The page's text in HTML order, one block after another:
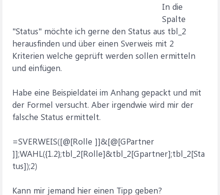
In die
Spalte
"Status" möchte ich gerne den Status aus tbl_2
herausfinden und über einen Sverweis mit 2
Kriterien welche geprüft werden sollen ermitteln
und einfügen.
Habe eine Beispieldatei im Anhang gepackt und mit
der Formel versucht. Aber irgendwie wird mir der
falsche Status ermittelt.
=SVERWEIS([@[Rolle ]]&[@[GPartner
]];WAHL({1.2};tbl_2[Rolle]&tbl_2[Gpartner];tbl_2[Sta
tus]);2)
Kann mir jemand hier einen Tipp geben?